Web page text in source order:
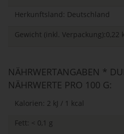
Herkunftsland: Deutschland
Gewicht (inkl. Verpackung):0,22
NÄHRWERTANGABEN *
NÄHRWERTE PRO 100 G:
Kalorien: 2 kJ / 1 kcal
Fett: < 0,1 g